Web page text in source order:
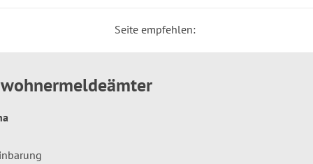
Seite empfehlen: